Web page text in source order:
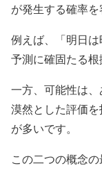
が発生する確率を
例えば、「明日は
予測に確固たる根
一方、可能性は
漠然とした評価
が多いです。
この二つの概念